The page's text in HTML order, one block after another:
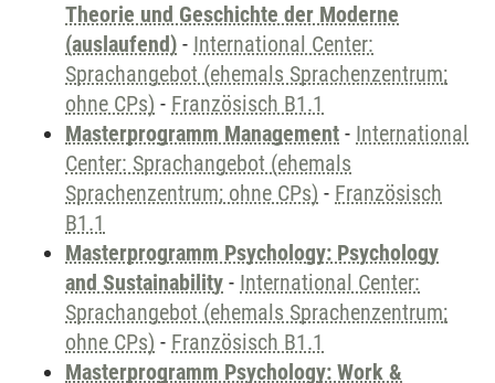
Theorie und Geschichte der Moderne
(auslaufend) - International Center:
Sprachangebot (ehemals Sprachenzentrum;
ohne CPs) - Französisch B1.1
Masterprogramm Management - International
Center: Sprachangebot (ehemals
Sprachenzentrum; ohne CPs) - Französisch
B1.1
Masterprogramm Psychology: Psychology
and Sustainability - International Center:
Sprachangebot (ehemals Sprachenzentrum;
ohne CPs) - Französisch B1.1
Masterprogramm Psychology: Work &